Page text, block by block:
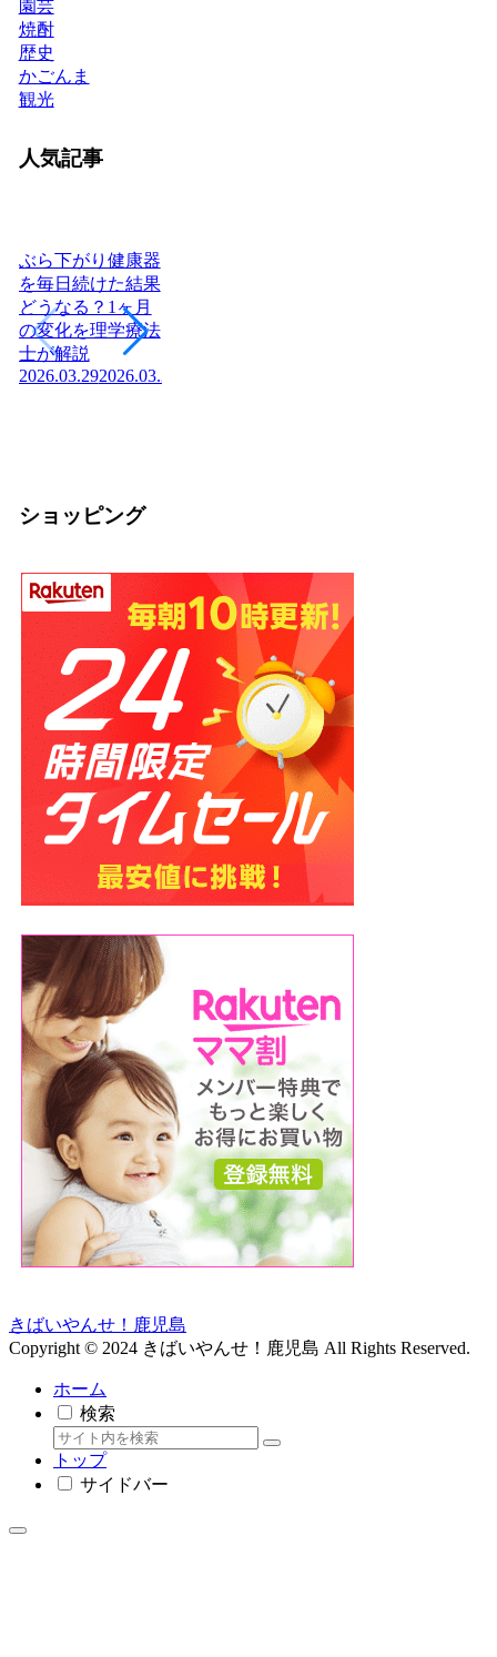
園芸
焼酎
歴史
かごんま
観光
人気記事
ぶら下がり健康器
を毎日続けた結果
どうなる？1ヶ月
の変化を理学療法
士が解説
2026.03.292026.03.29
ショッピング
きばいやんせ！鹿児島
Copyright © 2024 きばいやんせ！鹿児島 All Rights Reserved.
ホーム
検索
トップ
サイドバー